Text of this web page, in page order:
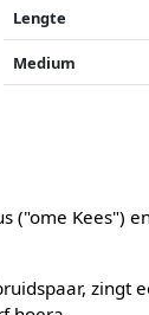
Lengte
Medium
("ome Kees")
zingt